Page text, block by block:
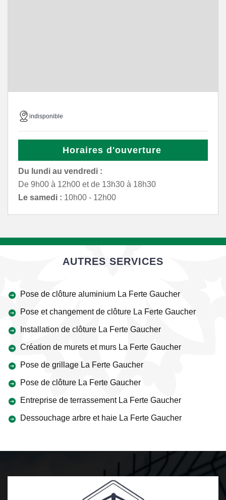
indisponible
Horaires d'ouverture
Du lundi au vendredi :
De 9h00 à 12h00 et de 13h30 à 18h30
Le samedi : 10h00 - 12h00
AUTRES SERVICES
Pose de clôture aluminium La Ferte Gaucher
Pose et changement de clôture La Ferte Gaucher
Installation de clôture La Ferte Gaucher
Création de murets et murs La Ferte Gaucher
Pose de grillage La Ferte Gaucher
Pose de clôture La Ferte Gaucher
Entreprise de terrassement La Ferte Gaucher
Dessouchage arbre et haie La Ferte Gaucher